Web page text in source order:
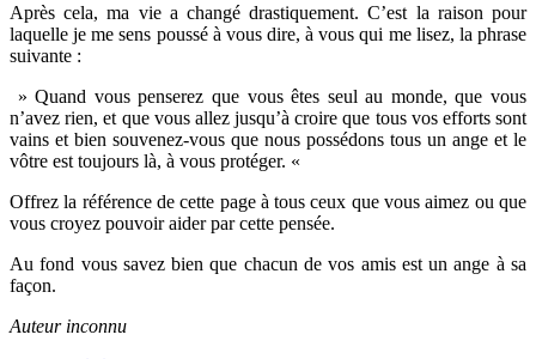
Après cela, ma vie a changé drastiquement. C’est la raison pour
laquelle je me sens poussé à vous dire, à vous qui me lisez, la phrase
suivante :
» Quand vous penserez que vous êtes seul au monde, que vous
n’avez rien, et que vous allez jusqu’à croire que tous vos efforts sont
vains et bien souvenez-vous que nous possédons tous un ange et le
vôtre est toujours là, à vous protéger. «
Offrez la référence de cette page à tous ceux que vous aimez ou que
vous croyez pouvoir aider par cette pensée.
Au fond vous savez bien que chacun de vos amis est un ange à sa
façon.
Auteur inconnu